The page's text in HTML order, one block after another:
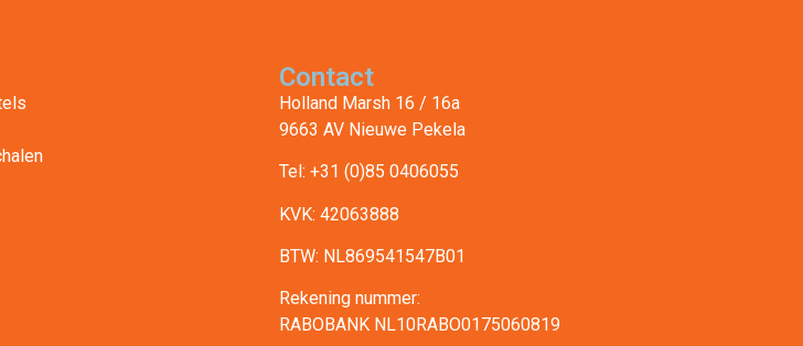
Contact
Holland Marsh 16 / 16a
9663 AV Nieuwe Pekela
Tel: +31 (0)85 0406055
KVK: 42063888
BTW: NL869541547B01
Rekening nummer:
RABOBANK NL10RABO0175060819